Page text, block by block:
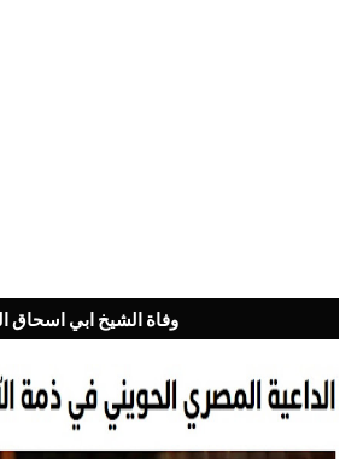
وفاة الشيخ ابي اسحاق